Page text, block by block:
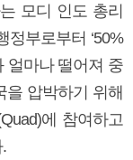
모디 인도 총리
정부로부터 ‘50%
얼마나 떨어져 중
을 압박하기 위해
에 참여하고